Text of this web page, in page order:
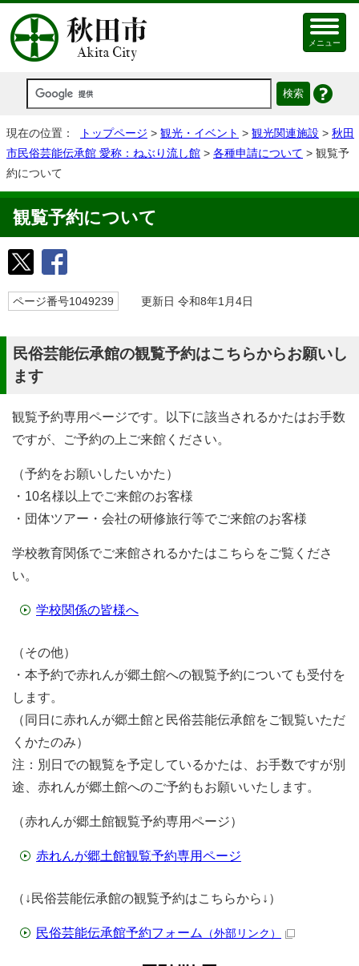
メニュー
現在の位置： トップページ > 観光・イベント > 観光関連施設 > 秋田
市民俗芸能伝承館 愛称：ねぶり流し館 > 各種申請について > 観覧予
約について
観覧予約について
ページ番号1049239 更新日 令和8年1月4日
民俗芸能伝承館の観覧予約はこちらからお願いし
ます
観覧予約専用ページです。以下に該当されるかたはお手数
ですが、ご予約の上ご来館ください。
（予約をお願いしたいかた）
・10名様以上でご来館のお客様
・団体ツアー・会社の研修旅行等でご来館のお客様
学校教育関係でご来館されるかたはこちらをご覧くださ
い。
学校関係の皆様へ
（その他）
・本予約で赤れんが郷土館への観覧予約についても受付を
します。
（同日に赤れんが郷土館と民俗芸能伝承館をご観覧いただ
くかたのみ）
注：別日での観覧を予定しているかたは、お手数ですが別
途、赤れんが郷土館へのご予約もお願いいたします。
（赤れんが郷土館観覧予約専用ページ）
赤れんが郷土館観覧予約専用ページ
（↓民俗芸能伝承館の観覧予約はこちらから↓）
民俗芸能伝承館予約フォーム （外部リンク）